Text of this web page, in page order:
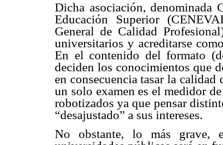
Dicha asociación, denominada
Educación Superior
General de Calidad
universitarios y acreditarse
En el contenido del formato
deciden los conocimientos que
en consecuencia tasar la
un solo examen es el medidor
robotizados ya que pensar
“desajustado” a sus intereses.
No obstante, lo más grave,